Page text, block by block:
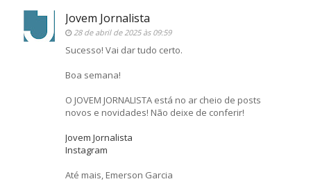
Jovem Jornalista
28 de abril de 2025 às 09:59
Sucesso! Vai dar tudo certo.
Boa semana!
O JOVEM JORNALISTA está no ar cheio de posts
novos e novidades! Não deixe de conferir!
Jovem Jornalista
Instagram
Até mais, Emerson Garcia